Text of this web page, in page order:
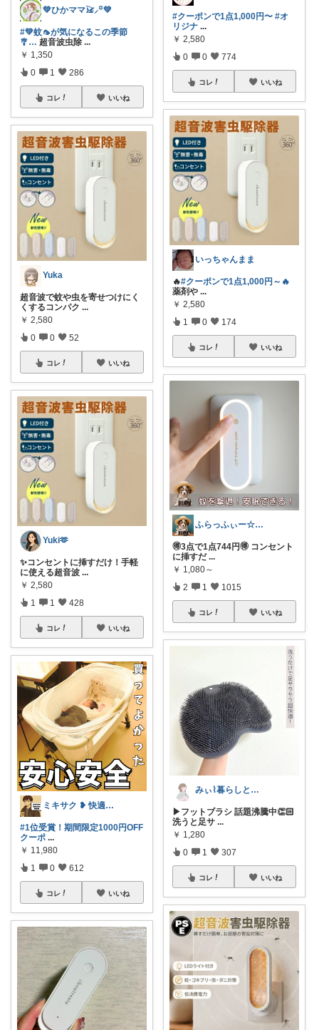
💚ひかママ𓃠⸝꙳💚
#💚蚊🦟が気になるこの季節
🎐… 超音波虫除 ...
￥ 1,350
0 1 286
コレ いいね
Yuka
超音波で蚊や虫を寄せつけにく
くするコンパク ...
￥ 2,580
0 0 52
コレ いいね
Yuki🫶
✨コンセントに挿すだけ！手軽
に使える超音波 ...
￥ 2,580
1 1 428
コレ いいね
ミキサク ❥ 快適生活 ❥ 1歳児子育て
#1位受賞！期間限定1000円OFF
クーポ ...
￥ 11,980
1 0 612
コレ いいね
#クーポンで1点1,000円〜 #オ
リジナ ...
￥ 2,580
0 0 774
コレ いいね
いっちゃんまま
🔥#クーポンで1点1,000円～🔥
薬剤や ...
￥ 2,580
1 0 174
コレ いいね
ふらっふぃー☆ナチュラルな暮らし☆
🉐3点で1点744円🉐 コンセント
に挿すだ ...
￥ 1,080～
2 1 1015
コレ いいね
みぃ⌇暮らしと育児のおすすめアイテム💐
▶︎フットブラシ 話題沸騰中👏🏻
洗うと足サ ...
￥ 1,280
0 1 307
コレ いいね